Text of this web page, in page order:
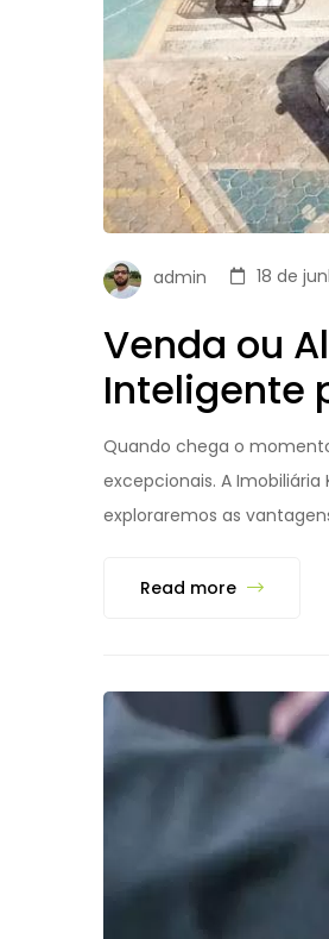
admin 18 de
Venda ou
Inteligente
Quando chega o
excepcionais. A
exploraremos as
Read more